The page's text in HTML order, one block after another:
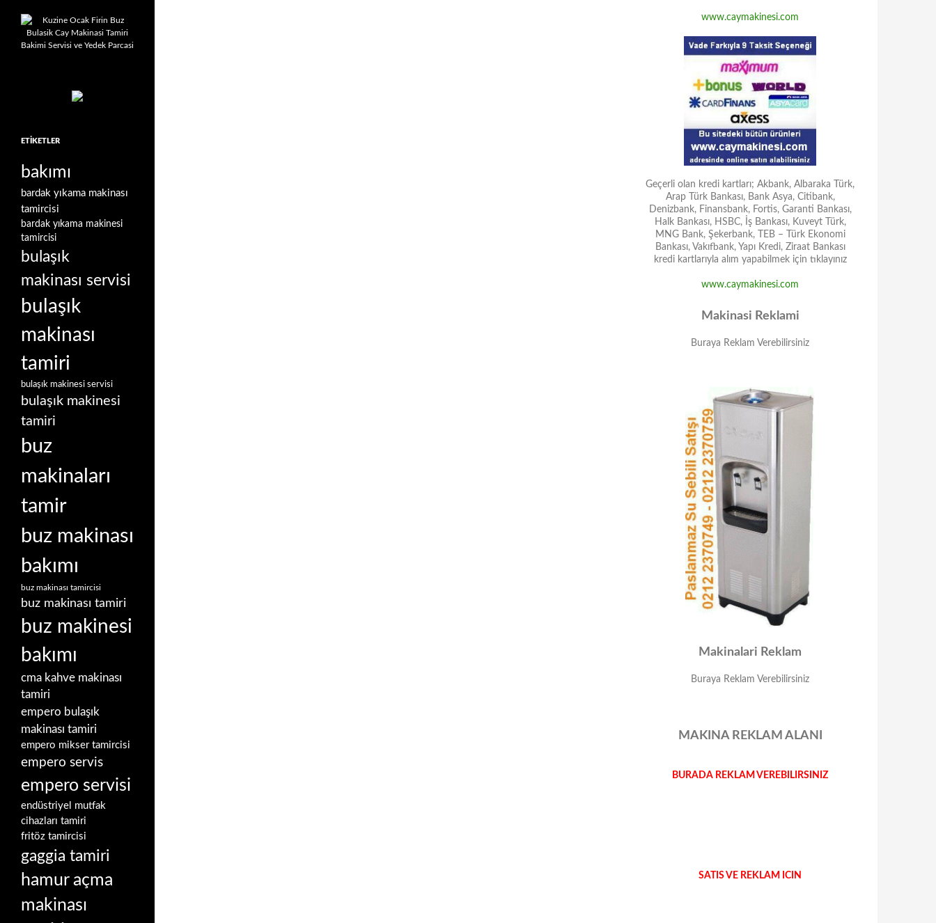
www.caymakinesi.com
Geçerli olan kredi kartları; Akbank, Albaraka Türk,
Arap Türk Bankası, Bank Asya, Citibank,
Denizbank, Finansbank, Fortis, Garanti Bankası,
Halk Bankası, HSBC, İş Bankası, Kuveyt Türk,
MNG Bank, Şekerbank, TEB – Türk Ekonomi
Bankası, Vakıfbank, Yapı Kredi, Ziraat Bankası
kredi kartlarıyla alım yapabilmek için tıklayınız
www.caymakinesi.com
Makinasi Reklami
Buraya Reklam Verebilirsiniz
Makinalari Reklam
Buraya Reklam Verebilirsiniz
MAKINA REKLAM ALANI
BURADA REKLAM VEREBILIRSINIZ
SATIS VE REKLAM ICIN
ETIKETLER
bakımı
bardak yıkama makinası
tamircisi
bardak yıkama makinesi
tamircisi
bulaşık
makinası servisi
bulaşık
makinası
tamiri
bulaşık makinesi servisi
bulaşık makinesi
tamiri
buz
makinaları
tamir
buz makinası
bakımı
buz makinası tamircisi
buz makinası tamiri
buz makinesi
bakımı
cma kahve makinası
tamiri
empero bulaşık
makinası tamiri
empero mikser tamircisi
empero servis
empero servisi
endüstriyel mutfak
cihazları tamiri
fritöz tamircisi
gaggia tamiri
hamur açma
makinası